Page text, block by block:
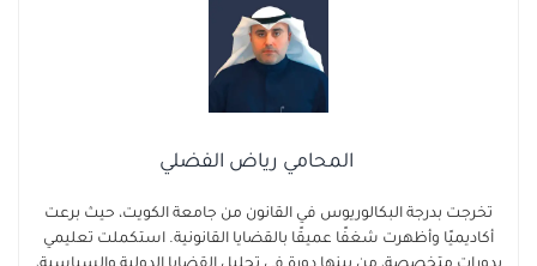
المحامي رياض الفضلي
تخرجت بدرجة البكالوريوس في القانون من جامعة الكويت، حيث برعت
أكاديميًا وأظهرت شغفًا عميقًا بالقضايا القانونية. استكملت تعليمي